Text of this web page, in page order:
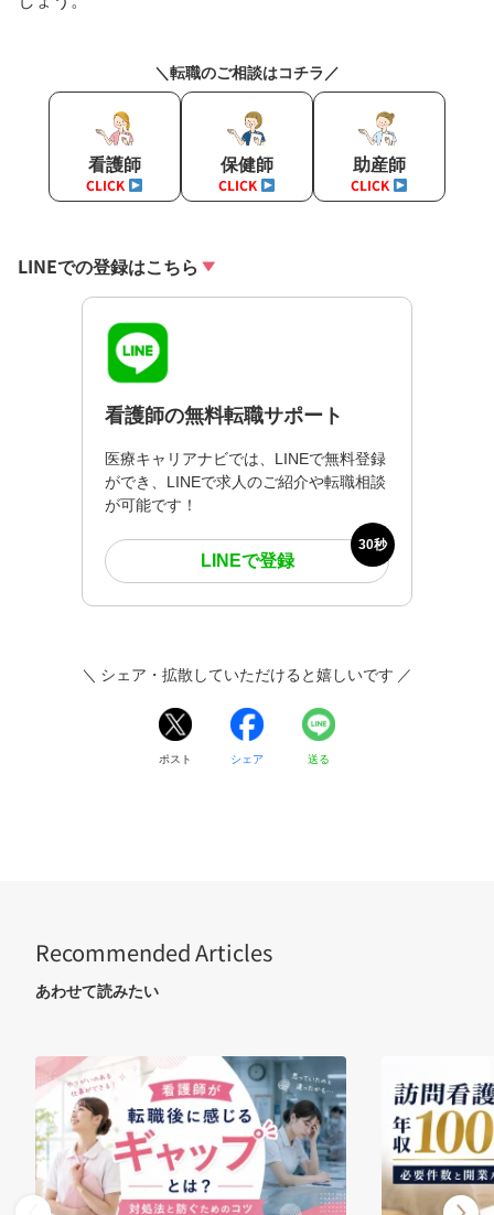
＼転職のご相談はコチラ／
看護師
CLICK
保健師
CLICK
助産師
CLICK
LINEでの登録はこちら
看護師の無料転職サポート
医療キャリアナビでは、LINEで無料登録
ができ、LINEで求人のご紹介や転職相談
が可能です！
LINEで登録
30秒
＼ シェア・拡散していただけると嬉しいです ／
ポスト シェア 送る
Recommended Articles
あわせて読みたい